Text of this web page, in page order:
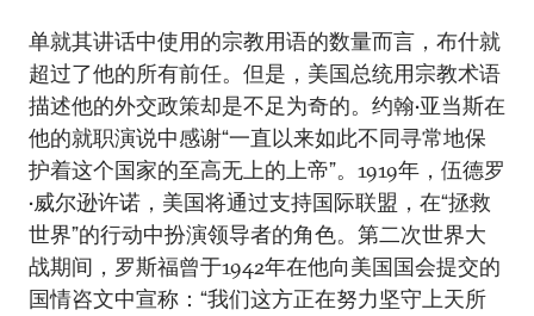
单就其讲话中使用的宗教用语的数量而言，布什就
超过了他的所有前任。但是，美国总统用宗教术语
描述他的外交政策却是不足为奇的。约翰•亚当斯在
他的就职演说中感谢“一直以来如此不同寻常地保
护着这个国家的至高无上的上帝”。1919年，伍德罗
•威尔逊许诺，美国将通过支持国际联盟，在“拯救
世界”的行动中扮演领导者的角色。第二次世界大
战期间，罗斯福曾于1942年在他向美国国会提交的
国情咨文中宣称：“我们这方正在努力坚守上天所